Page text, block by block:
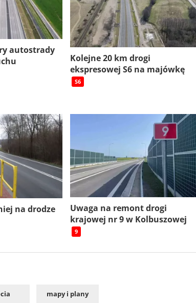
autostrady
Kolejne 20 km drogi
ekspresowej S6 na majówkę
S6
na drodze
Uwaga na remont drogi
krajowej nr 9 w Kolbuszowej
9
mapy i plany